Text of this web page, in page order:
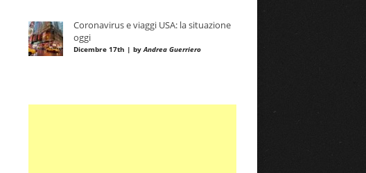
Coronavirus e viaggi USA: la situazione
oggi
Dicembre 17th | byAndrea Guerriero